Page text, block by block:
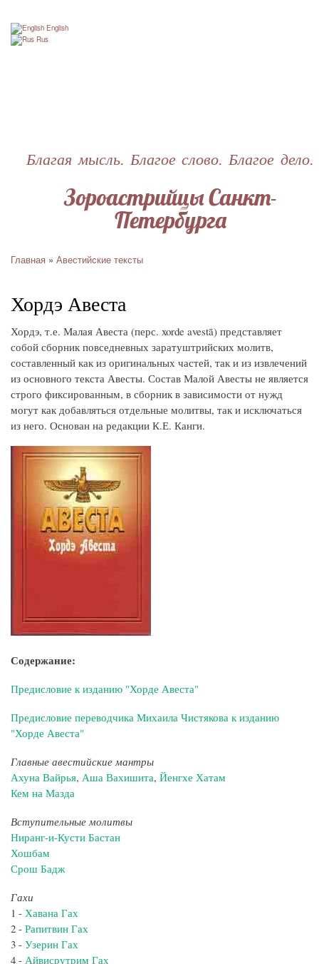
Зороастрийцы Санкт-
Петербурга
Благая мысль. Благое слово. Благое дело.
English
Rus
Главная Авестийские тексты
Хордэ Авеста
Хордэ, т.е. Малая Авеста (перс. xorde avestā) представляет
собой сборник повседневных заратуштрийских молитв,
составленный как из оригинальных частей, так и из извлечений
из основного текста Авесты. Состав Малой Авесты не является
строго фиксированным, в сборник в зависимости от нужд
могут как добавляться отдельные молитвы, так и исключаться
из него. Основан на редакции К.Е. Канги.
Содержание:
Предисловие к изданию "Хорде Авеста"
Предисловие переводчика Михаила Чистякова к изданию
"Хорде Авеста"
Главные авестийские мантры
Ахуна Вайрья, Аша Вахишита, Йенгхе Хатам
Кем на Мазда
Вступительные молитвы
Ниранг-и-Кусти Бастан
Хошбам
Срош Бадж
Гахи
1 - Хавана Гах
2 - Рапитвин Гах
3 - Узерин Гах
4 - Айвисрутрим Гах